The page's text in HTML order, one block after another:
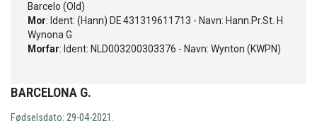
Barcelo (Old)
Mor: Ident: (Hann) DE 431319611713 - Navn: Hann.Pr.St. H
Wynona G
Morfar: Ident: NLD003200303376 - Navn: Wynton (KWPN)
BARCELONA G.
Fødselsdato: 29-04-2021.